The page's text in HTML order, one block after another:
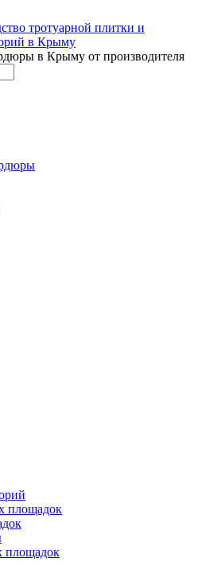
в Крыму от производителя
площадок
площадок